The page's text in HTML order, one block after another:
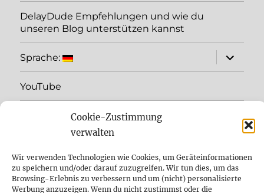
Cookie-Zustimmung
verwalten
Wir verwenden Technologien wie Cookies, um Geräteinformationen
zu speichern und/oder darauf zuzugreifen. Wir tun dies, um das
Browsing-Erlebnis zu verbessern und um (nicht) personalisierte
Werbung anzuzeigen. Wenn du nicht zustimmst oder die
DelayDude Empfehlungen und wie du
unseren Blog unterstützen kannst
Sprache:
öffnen
YouTube
Suche